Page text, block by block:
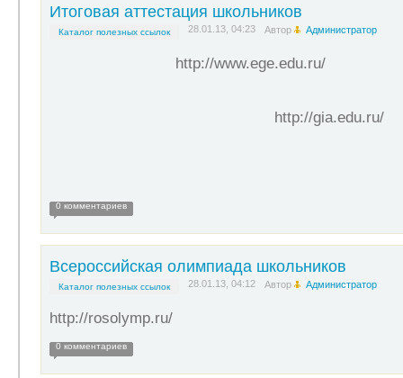
Итоговая аттестация школьников
Каталог полезных ссылок 28.01.13, 04:23 Автор Администратор
http://www.ege.edu.ru/
http://gia.edu.ru/
0 комментариев
Всероссийская олимпиада школьников
Каталог полезных ссылок 28.01.13, 04:12 Автор Администратор
http://rosolymp.ru/
0 комментариев